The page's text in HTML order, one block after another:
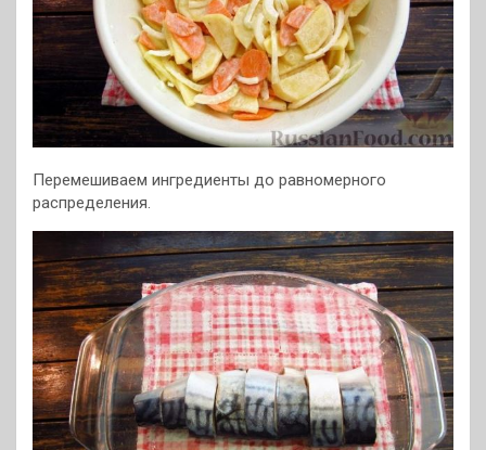
Перемешиваем ингредиенты до равномерного
распределения.